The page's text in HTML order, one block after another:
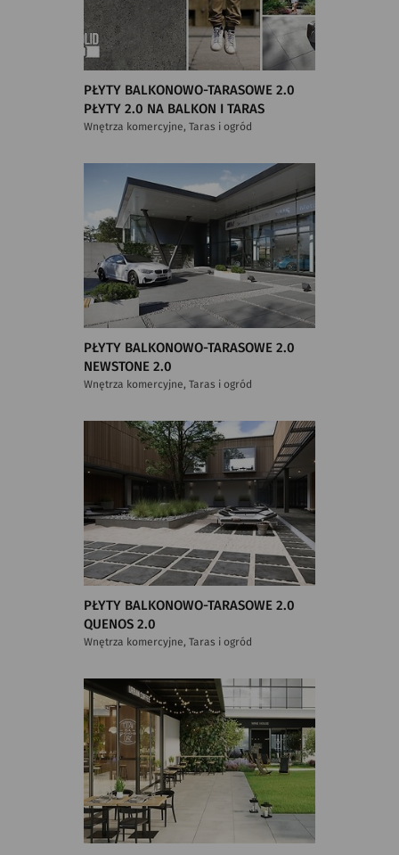
PŁYTY BALKONOWO-TARASOWE 2.0
PŁYTY 2.0 NA BALKON I TARAS
Wnętrza komercyjne, Taras i ogród
PŁYTY BALKONOWO-TARASOWE 2.0
NEWSTONE 2.0
Wnętrza komercyjne, Taras i ogród
PŁYTY BALKONOWO-TARASOWE 2.0
QUENOS 2.0
Wnętrza komercyjne, Taras i ogród